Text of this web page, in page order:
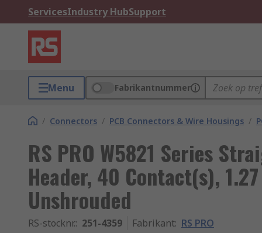
ServicesIndustry HubSupport
Menu Fabrikantnummer
/ Connectors / PCB Connectors & Wire Housings /
RS PRO W5821 Series
Header, 40 Contact(s),
Unshrouded
RS-stocknr.: 251-4359 Fabrikant: RS PRO